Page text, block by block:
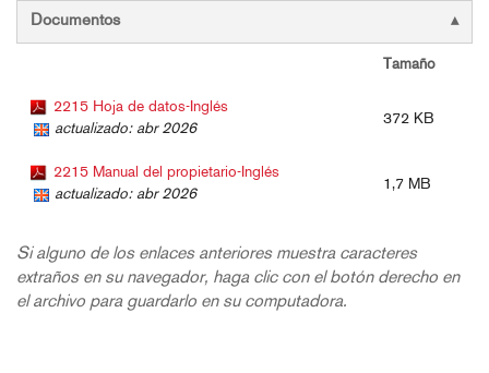
Documentos
Tamaño
2215 Hoja de datos-Inglés
actualizado: abr 2026
372 KB
2215 Manual del propietario-Inglés
actualizado: abr 2026
1,7 MB
Si alguno de los enlaces anteriores muestra caracteres
extraños en su navegador, haga clic con el botón derecho en
el archivo para guardarlo en su computadora.